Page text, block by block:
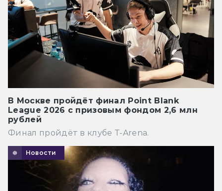
В Москве пройдёт финал Point Blank
League 2026 с призовым фондом 2,6 млн
рублей
Финал пройдёт в клубе T-Arena.
Новости